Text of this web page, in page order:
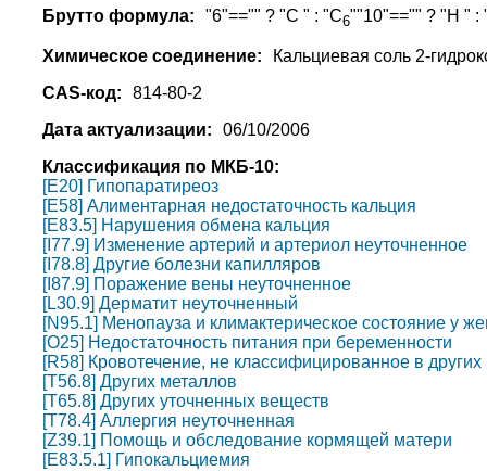
Брутто формула:
"6"=="" ? "C " : "C6""10"=="" ? "H " :
Химическое соединение:
Кальциевая соль 2-
CAS-код:
814-80-2
Дата актуализации:
06/10/2006
Классификация по МКБ-10:
[E20] Гипопаратиреоз
[E58] Алиментарная недостаточность кальция
[E83.5] Нарушения обмена кальция
[I77.9] Изменение артерий и артериол неуточненное
[I78.8] Другие болезни капилляров
[I87.9] Поражение вены неуточненное
[L30.9] Дерматит неуточненный
[N95.1] Менопауза и климактерическое состояние у
[O25] Недостаточность питания при беременности
[R58] Кровотечение, не классифицированное в других
[T56.8] Других металлов
[T65.8] Других уточненных веществ
[T78.4] Аллергия неуточненная
[Z39.1] Помощь и обследование кормящей матери
[E83.5.1] Гипокальциемия